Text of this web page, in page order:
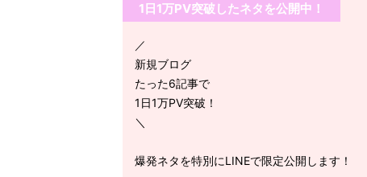
1日1万PV突破したネタを公開中！
／
新規ブログ
たった6記事で
1日1万PV突破！
＼
爆発ネタを特別にLINEで限定公開します！